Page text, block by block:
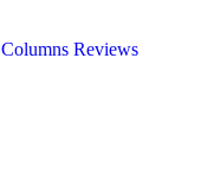
Columns Reviews